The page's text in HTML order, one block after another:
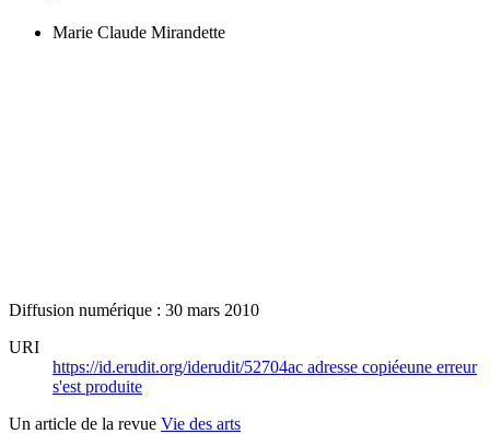
Marie Claude Mirandette
Diffusion numérique : 30 mars 2010
URI
https://id.erudit.org/iderudit/52704ac adresse copiéeune erreur
s'est produite
Un article de la revue Vie des arts